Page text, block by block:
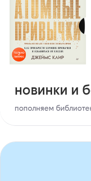
новинки и
пополняем